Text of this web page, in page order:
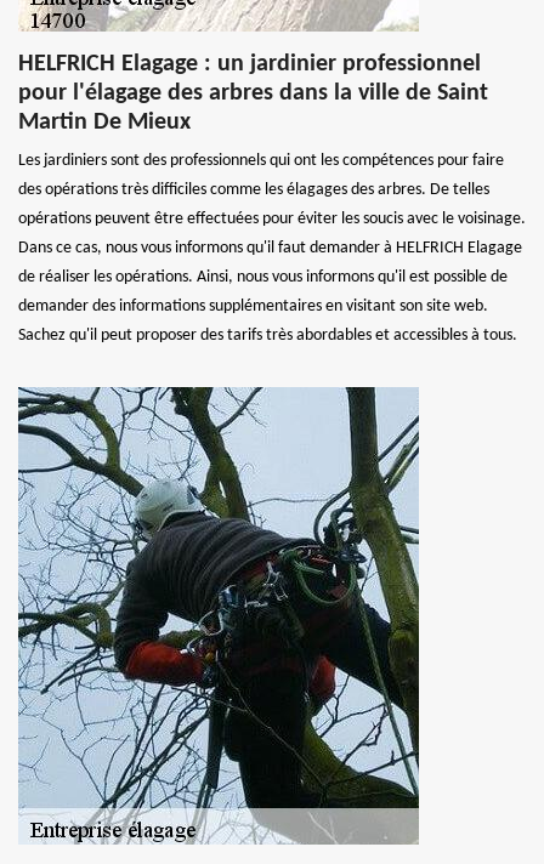
HELFRICH Elagage : un jardinier professionnel
pour l'élagage des arbres dans la ville de Saint
Martin De Mieux
Les jardiniers sont des professionnels qui ont les compétences pour faire
des opérations très difficiles comme les élagages des arbres. De telles
opérations peuvent être effectuées pour éviter les soucis avec le voisinage.
Dans ce cas, nous vous informons qu'il faut demander à HELFRICH Elagage
de réaliser les opérations. Ainsi, nous vous informons qu'il est possible de
demander des informations supplémentaires en visitant son site web.
Sachez qu'il peut proposer des tarifs très abordables et accessibles à tous.